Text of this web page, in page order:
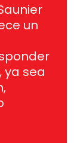
un
ya sea